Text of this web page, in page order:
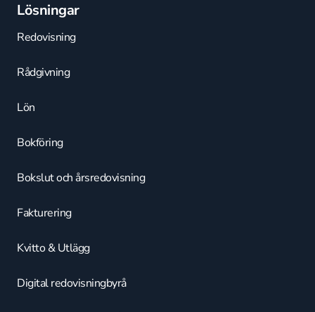
Lösningar
Redovisning
Rådgivning
Lön
Bokföring
Bokslut och årsredovisning
Fakturering
Kvitto & Utlägg
Digital redovisningbyrå